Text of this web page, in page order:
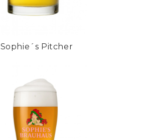
Sophie´s Pitcher